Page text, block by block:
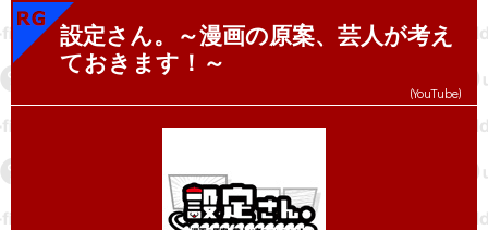
設定さん。～漫画の原案、芸人が考え
ておきます！～
(YouTube)